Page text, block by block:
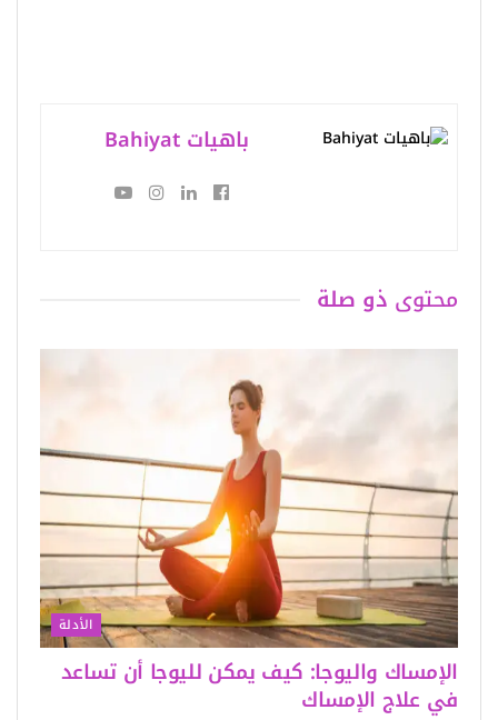
باهيات Bahiyat
محتوى ذو صلة
الأدلة
الإمساك واليوجا: كيف يمكن لليوجا أن تساعد
في علاج الإمساك